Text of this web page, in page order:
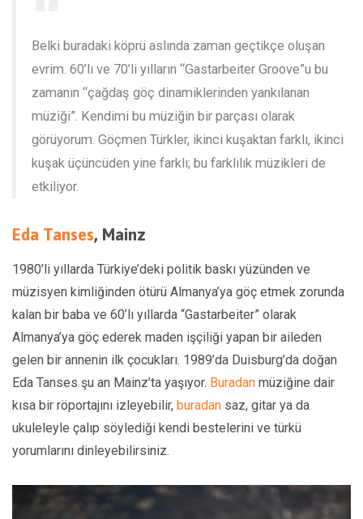
Belki buradaki köprü aslında zaman geçtikçe oluşan
evrim. 60’lı ve 70’li yılların “Gastarbeiter Groove”u bu
zamanın “çağdaş göç dinamiklerinden yankılanan
müziği”. Kendimi bu müziğin bir parçası olarak
görüyorum. Göçmen Türkler, ikinci kuşaktan farklı, ikinci
kuşak üçüncüden yine farklı; bu farklılık müzikleri de
etkiliyor.
Eda Tanses, Mainz
1980’li yıllarda Türkiye’deki politik baskı yüzünden ve
müzisyen kimliğinden ötürü Almanya’ya göç etmek zorunda
kalan bir baba ve 60’lı yıllarda “Gastarbeiter” olarak
Almanya’ya göç ederek maden işçiliği yapan bir aileden
gelen bir annenin ilk çocukları. 1989’da Duisburg’da doğan
Eda Tanses şu an Mainz’ta yaşıyor. Buradan müziğine dair
kısa bir röportajını izleyebilir, buradan saz, gitar ya da
ukuleleyle çalıp söylediği kendi bestelerini ve türkü
yorumlarını dinleyebilirsiniz.